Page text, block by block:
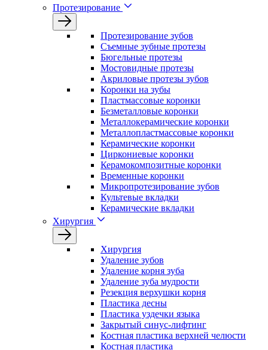
Протезирование
Протезирование зубов
Съемные зубные протезы
Бюгельные протезы
Мостовидные протезы
Акриловые протезы зубов
Коронки на зубы
Пластмассовые коронки
Безметалловые коронки
Металлокерамические коронки
Металлопластмассовые коронки
Керамические коронки
Циркониевые коронки
Керамокомпозитные коронки
Временные коронки
Микропротезирование зубов
Культевые вкладки
Керамические вкладки
Хирургия
Хирургия
Удаление зубов
Удаление корня зуба
Удаление зуба мудрости
Резекция верхушки корня
Пластика десны
Пластика уздечки языка
Закрытый синус-лифтинг
Костная пластика верхней челюсти
Костная пластика